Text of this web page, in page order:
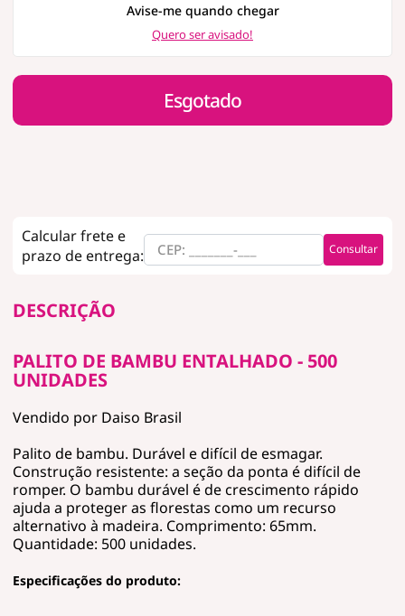
Esgotado
Avise-me quando chegar
Quero ser avisado!
Consultar
DESCRIÇÃO
PALITO DE BAMBU ENTALHADO - 500
UNIDADES
Vendido por Daiso Brasil
Palito de bambu. Durável e difícil de esmagar.
Construção resistente: a seção da ponta é difícil de
romper. O bambu durável é de crescimento rápido
ajuda a proteger as florestas como um recurso
alternativo à madeira. Comprimento: 65mm.
Quantidade: 500 unidades.
Especificações do produto: